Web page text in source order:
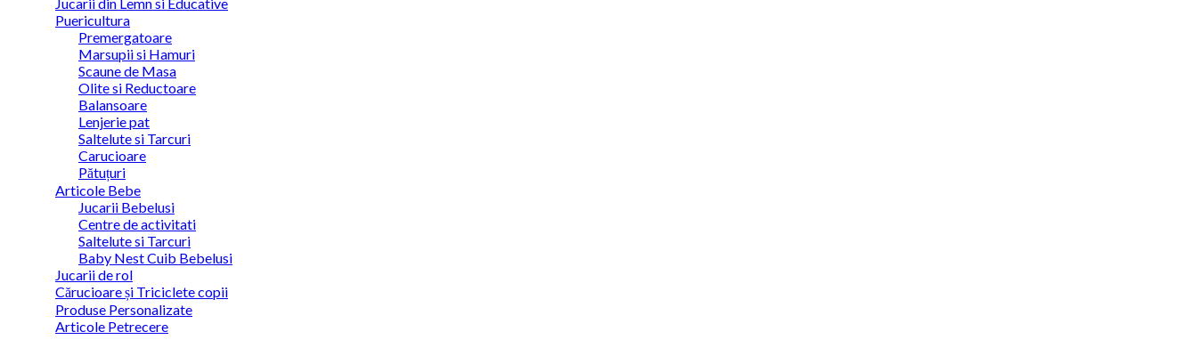
Jucarii din Lemn si Educative
Puericultura
Premergatoare
Marsupii si Hamuri
Scaune de Masa
Olite si Reductoare
Balansoare
Lenjerie pat
Saltelute si Tarcuri
Carucioare
Pătuțuri
Articole Bebe
Jucarii Bebelusi
Centre de activitati
Saltelute si Tarcuri
Baby Nest Cuib Bebelusi
Jucarii de rol
Cărucioare și Triciclete copii
Produse Personalizate
Articole Petrecere